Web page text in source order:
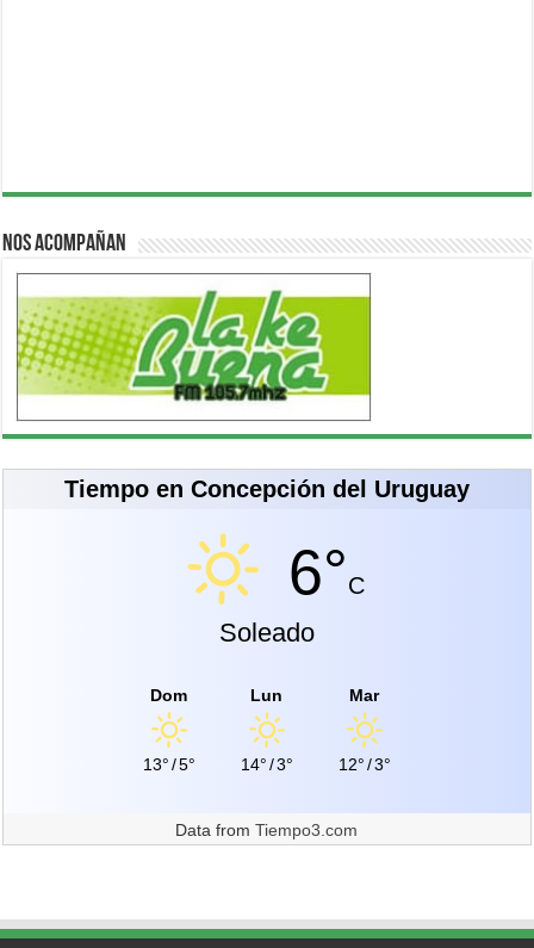
Nos acompañan
Tiempo en Concepción del Uruguay
6°C
Soleado
Dom
13°/5°
Lun
14°/3°
Mar
12°/3°
Data fromTiempo3.com